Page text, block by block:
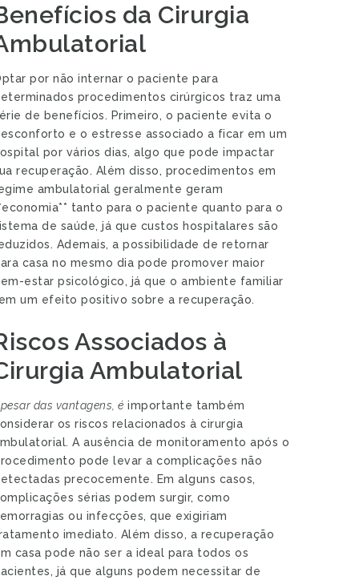
da Cirurgia
por não internar o paciente para
procedimentos cirúrgicos traz uma
de benefícios. Primeiro, o paciente evita o
e o estresse associado a ficar em um
por vários dias, algo que pode impactar
recuperação. Além disso, procedimentos em
ambulatorial geralmente geram
tanto para o paciente quanto para o
de saúde, já que custos hospitalares são
Ademais, a possibilidade de retornar
casa no mesmo dia pode promover maior
estar psicológico, já que o ambiente familiar
um efeito positivo sobre a recuperação.
Associados à
Ambulatorial
das vantagens, é importante também
os riscos relacionados à cirurgia
A ausência de monitoramento após o
pode levar a complicações não
precocemente. Em alguns casos,
sérias podem surgir, como
ou infecções, que exigiriam
imediato. Além disso, a recuperação
casa pode não ser a ideal para todos os
já que alguns podem necessitar de